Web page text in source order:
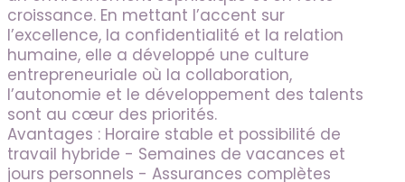
croissance. En mettant l’accent sur
l’excellence, la confidentialité et la relation
humaine, elle a développé une culture
entrepreneuriale où la collaboration,
l’autonomie et le développement des talents
sont au cœur des priorités.
Avantages : Horaire stable et possibilité de
travail hybride - Semaines de vacances et
jours personnels - Assurances complètes